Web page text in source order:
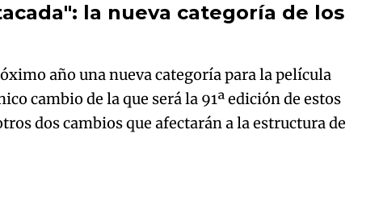
la nueva categoría de los
año una nueva categoría para la película
cambio de la que será la 91ª edición de estos
dos cambios que afectarán a la estructura de